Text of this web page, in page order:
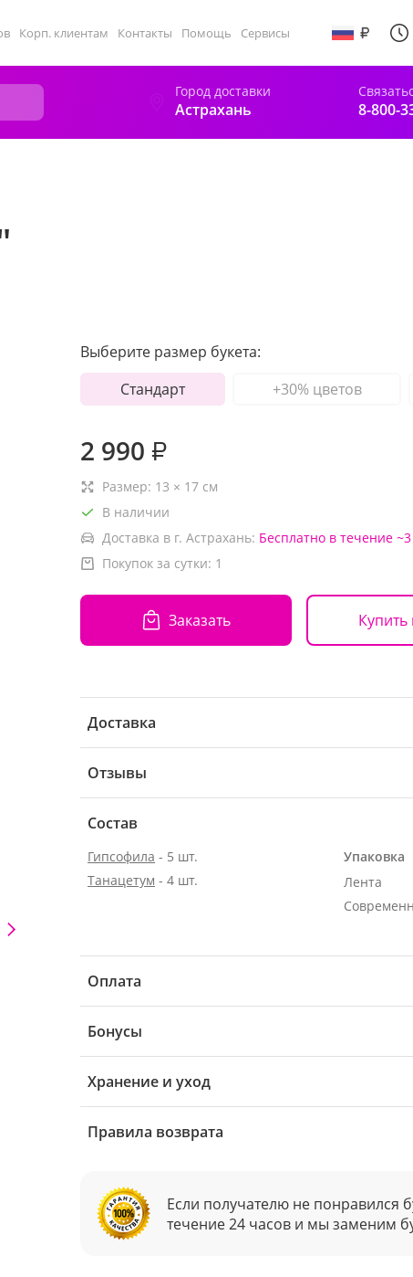
Корп. клиентам Контакты Помощь Сервисы
Город доставки
Астрахань 8-800-
Выберите размер букета:
Стандарт
+30% цветов
2 990 ₽
Размер: 13 × 17 см
В наличии
Доставка в г. Астрахань: Бесплатно в течение
Покупок за сутки: 1
Заказать Купить
Доставка
Отзывы
Состав
Гипсофила - 5 шт.
Танацетум - 4 шт.
Упаковка
Лента
Оплата
Бонусы
Хранение и уход
Правила возврата
Если получателю не понравился
течение 24 часов и мы заменим